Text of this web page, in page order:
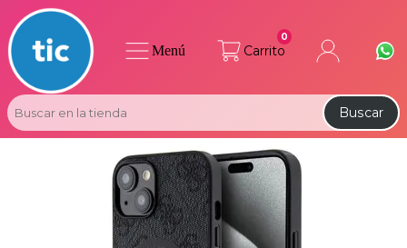
Carrito
0
Buscar
Menú